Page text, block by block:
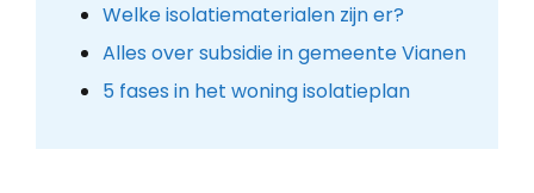
Welke isolatiematerialen zijn er?
Alles over subsidie in gemeente Vianen
5 fases in het woning isolatieplan